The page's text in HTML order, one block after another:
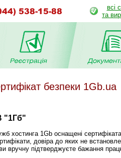
всі
та
безпеки 1Gb.ua
"1Гб"
хостинга 1Gb оснащені
довіра до яких не
вручну підтверджуєте бажання